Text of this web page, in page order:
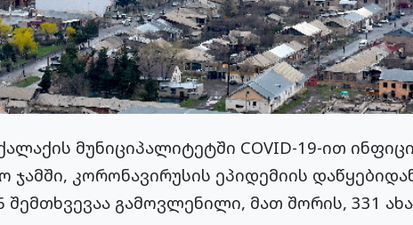
მუნიციპალიტეტში COVID-19-ით
კორონავირუსის ეპიდემიის
შემთხვევაა გამოვლენილი, მათ შორის, 331